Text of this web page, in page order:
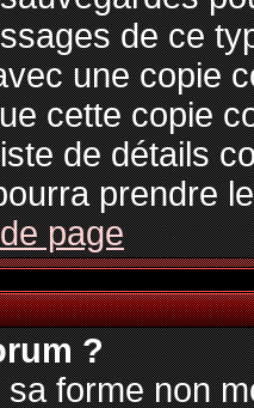
de ce
une copie
cette copie
de détails
prendre
page
?
forme non